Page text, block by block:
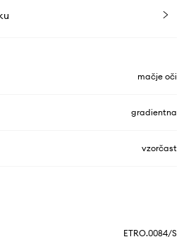
mačje oči
gradientna
vzorčast
ETRO.0084/S